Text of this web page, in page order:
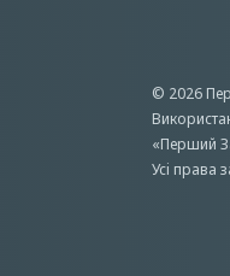
© 2026
«Перший
Усi права